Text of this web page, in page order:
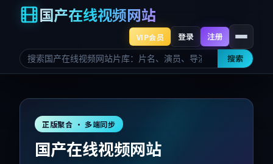
国产在线视频网站
搜索
VIP会员 登录 注册
正版聚合 · 多端同步
国产在线视频网站